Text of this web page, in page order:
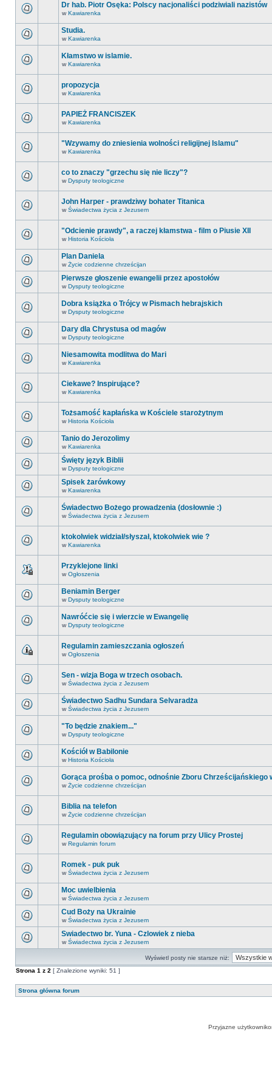
Dr hab. Piotr Osęka: Polscy nacjonaliści podziwiali nazistów
w Kawiarenka
Studia.
w Kawiarenka
Kłamstwo w islamie.
w Kawiarenka
propozycja
w Kawiarenka
PAPIEŻ FRANCISZEK
w Kawiarenka
"Wzywamy do zniesienia wolności religijnej Islamu"
w Kawiarenka
co to znaczy "grzechu się nie liczy"?
w Dysputy teologiczne
John Harper - prawdziwy bohater Titanica
w Świadectwa życia z Jezusem
"Odcienie prawdy", a raczej kłamstwa - film o Piusie XII
w Historia Kościoła
Plan Daniela
w Życie codzienne chrześcijan
Pierwsze głoszenie ewangelii przez apostołów
w Dysputy teologiczne
Dobra książka o Trójcy w Pismach hebrajskich
w Dysputy teologiczne
Dary dla Chrystusa od magów
w Dysputy teologiczne
Niesamowita modlitwa do Mari
w Kawiarenka
Ciekawe? Inspirujące?
w Kawiarenka
Tożsamość kapłańska w Kościele starożytnym
w Historia Kościoła
Tanio do Jerozolimy
w Kawiarenka
Święty język Biblii
w Dysputy teologiczne
Spisek żarówkowy
w Kawiarenka
Świadectwo Bożego prowadzenia (dosłownie :)
w Świadectwa życia z Jezusem
ktokolwiek widział/słyszał, ktokolwiek wie ?
w Kawiarenka
Przyklejone linki
w Ogłoszenia
Beniamin Berger
w Dysputy teologiczne
Nawróćcie się i wierzcie w Ewangelię
w Dysputy teologiczne
Regulamin zamieszczania ogłoszeń
w Ogłoszenia
Sen - wizja Boga w trzech osobach.
w Świadectwa życia z Jezusem
Świadectwo Sadhu Sundara Selvaradża
w Świadectwa życia z Jezusem
"To będzie znakiem..."
w Dysputy teologiczne
Kościół w Babilonie
w Historia Kościoła
Gorąca prośba o pomoc, odnośnie Zboru Chrześcijańskiego
w Życie codzienne chrześcijan
Biblia na telefon
w Życie codzienne chrześcijan
Regulamin obowiązujący na forum przy Ulicy Prostej
w Regulamin forum
Romek - puk puk
w Świadectwa życia z Jezusem
Moc uwielbienia
w Świadectwa życia z Jezusem
Cud Boży na Ukrainie
w Świadectwa życia z Jezusem
Swiadectwo br. Yuna - Czlowiek z nieba
w Świadectwa życia z Jezusem
Wyświetl posty nie starsze niż:
Strona 1 z 2 [ Znalezione wyniki: 51 ]
Strona główna forum
Przyjazne